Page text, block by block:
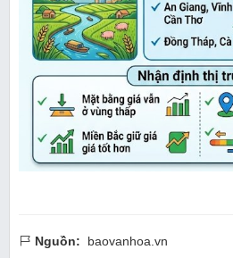
Nguồn: baovanhoa.vn